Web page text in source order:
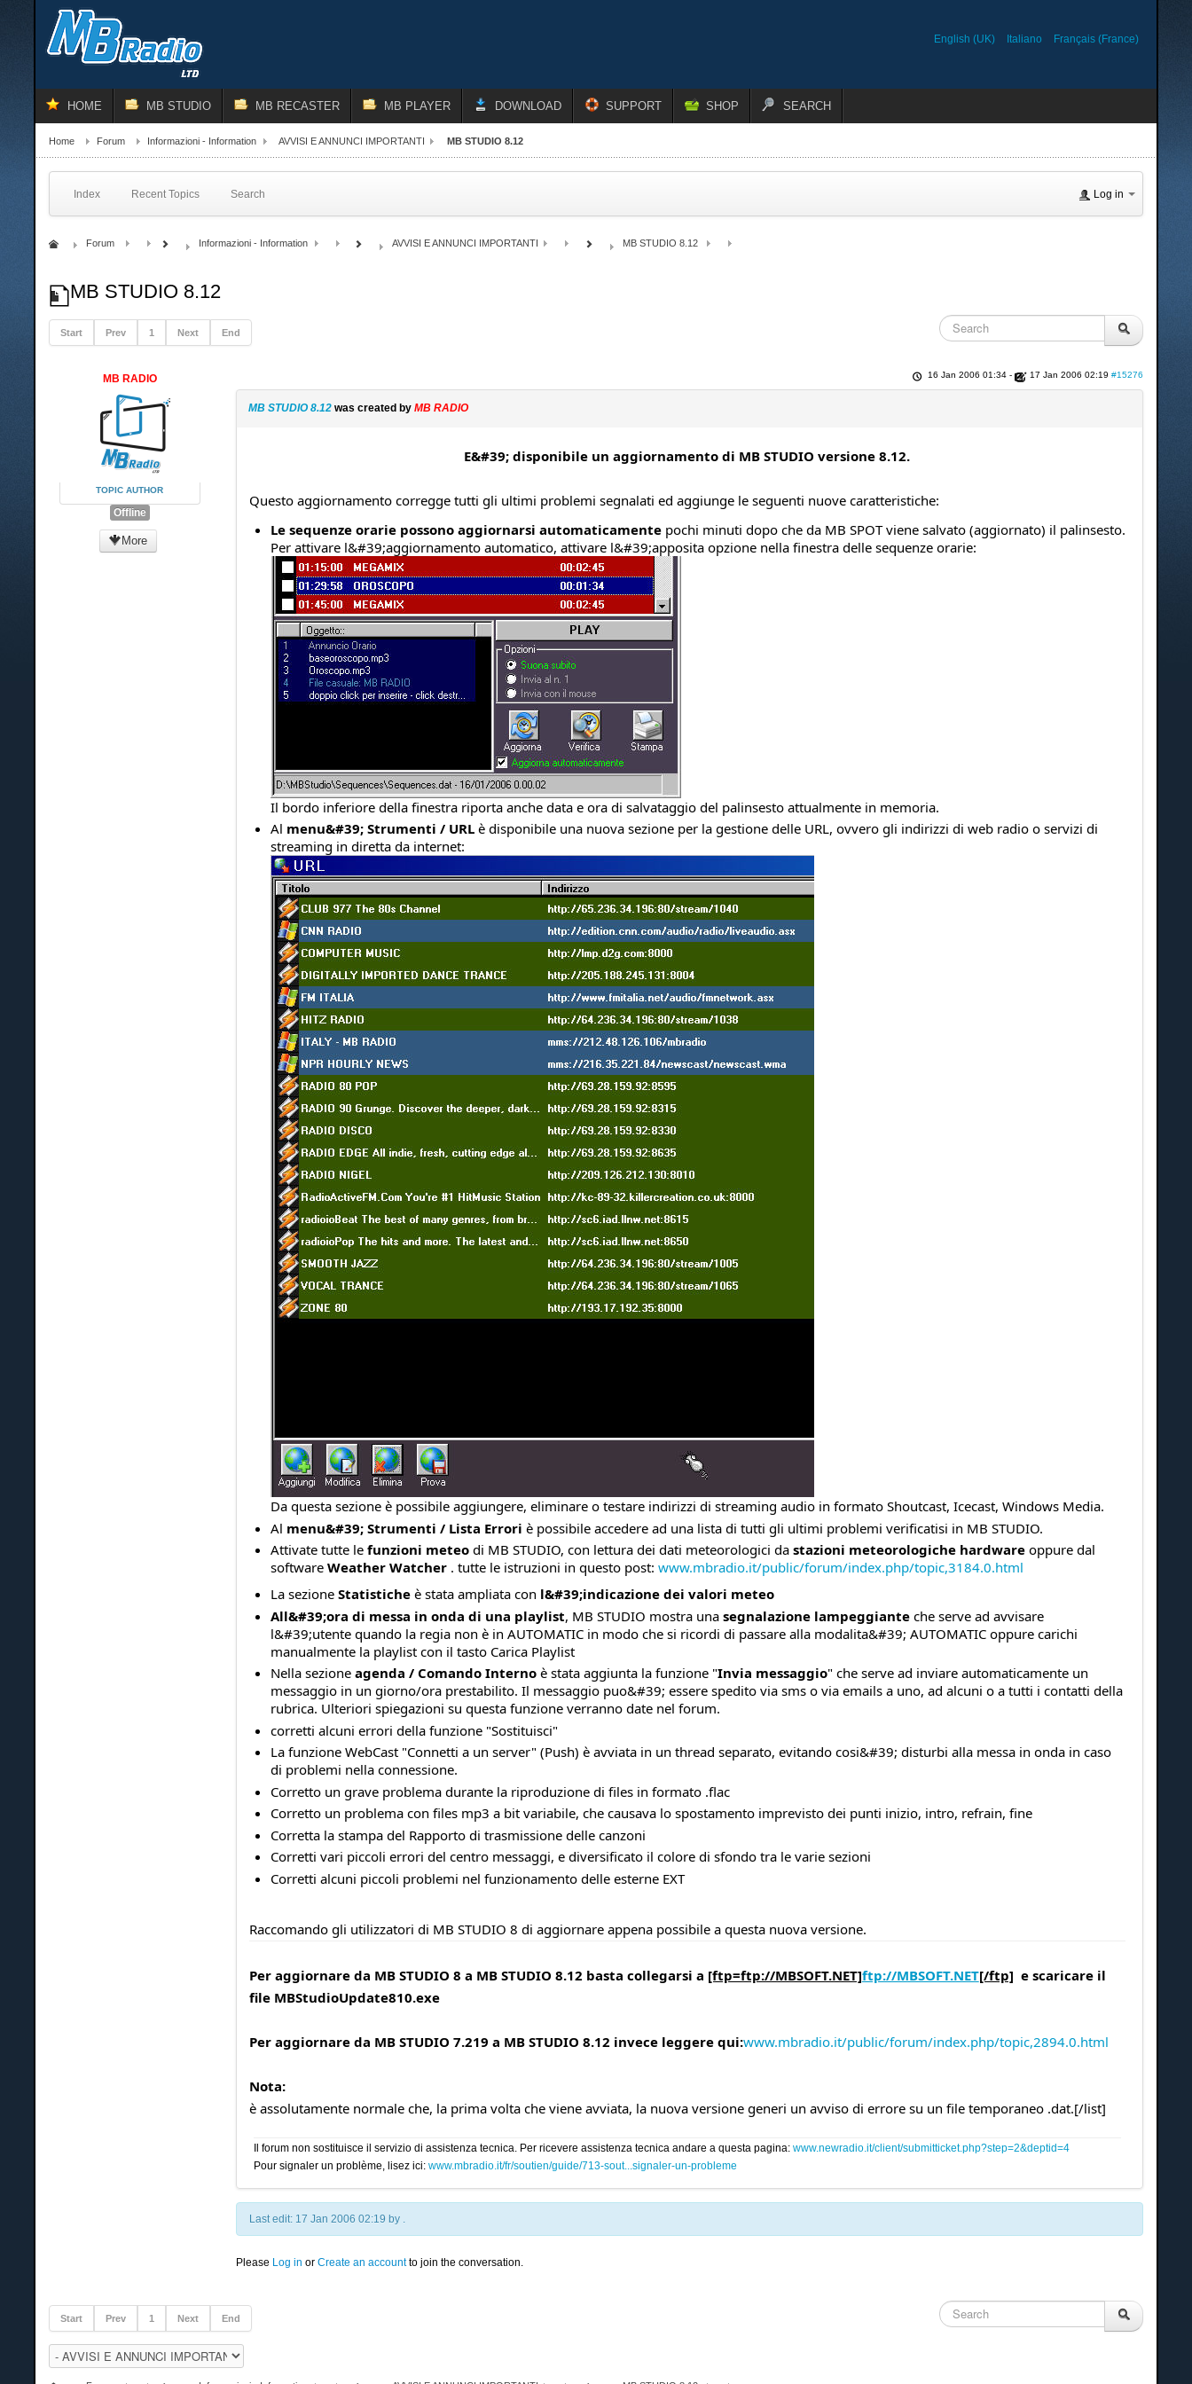
English (UK) Italiano Français (France)
HOME MB STUDIO MB RECASTER MB PLAYER DOWNLOAD SUPPORT SHOP SEARCH
Home Forum Informazioni - Information AVVISI E ANNUNCI IMPORTANTI MB STUDIO 8.12
Index Recent Topics Search Log in
Forum Informazioni - Information AVVISI E ANNUNCI IMPORTANTI MB STUDIO 8.12
MB STUDIO 8.12
Start Prev 1 Next End
MB RADIO
TOPIC AUTHOR
Offline
More
16 Jan 2006 01:34 - 17 Jan 2006 02:19 #15276
MB STUDIO 8.12was created by MB RADIO
E&#39; disponibile un aggiornamento di MB STUDIO versione 8.12.
Questo aggiornamento corregge tutti gli ultimi problemi segnalati ed aggiunge le seguenti nuove caratteristiche:
Le sequenze orarie possono aggiornarsi automaticamente pochi minuti dopo che da MB SPOT viene salvato (aggiornato) il palinsesto.
Per attivare l&#39;aggiornamento automatico, attivare l&#39;apposita opzione nella finestra delle sequenze orarie:
Il bordo inferiore della finestra riporta anche data e ora di salvataggio del palinsesto attualmente in memoria.
Al menu&#39; Strumenti / URL è disponibile una nuova sezione per la gestione delle URL, ovvero gli indirizzi di web radio o servizi di
streaming in diretta da internet:
Da questa sezione è possibile aggiungere, eliminare o testare indirizzi di streaming audio in formato Shoutcast, Icecast, Windows Media.
Al menu&#39; Strumenti / Lista Errori è possibile accedere ad una lista di tutti gli ultimi problemi verificatisi in MB STUDIO.
Attivate tutte le funzioni meteo di MB STUDIO, con lettura dei dati meteorologici da stazioni meteorologiche hardware oppure dal
software Weather Watcher . tutte le istruzioni in questo post: www.mbradio.it/public/forum/index.php/topic,3184.0.html
La sezione Statisticheè stata ampliata con l&#39;indicazione dei valori meteo
All&#39;ora di messa in onda di una playlist, MB STUDIO mostra una segnalazione lampeggiante che serve ad avvisare
l&#39;utente quando la regia non è in AUTOMATIC in modo che si ricordi di passare alla modalita&#39; AUTOMATIC oppure carichi
manualmente la playlist con il tasto Carica Playlist
Nella sezione agenda / Comando Interno è stata aggiunta la funzione "Invia messaggio" che serve ad inviare automaticamente un
messaggio in un giorno/ora prestabilito. Il messaggio puo&#39; essere spedito via sms o via emails a uno, ad alcuni o a tutti i contatti della
rubrica. Ulteriori spiegazioni su questa funzione verranno date nel forum.
corretti alcuni errori della funzione "Sostituisci"
La funzione WebCast "Connetti a un server" (Push) è avviata in un thread separato, evitando cosi&#39; disturbi alla messa in onda in caso
di problemi nella connessione.
Corretto un grave problema durante la riproduzione di files in formato .flac
Corretto un problema con files mp3 a bit variabile, che causava lo spostamento imprevisto dei punti inizio, intro, refrain, fine
Corretta la stampa del Rapporto di trasmissione delle canzoni
Corretti vari piccoli errori del centro messaggi, e diversificato il colore di sfondo tra le varie sezioni
Corretti alcuni piccoli problemi nel funzionamento delle esterne EXT
Raccomando gli utilizzatori di MB STUDIO 8 di aggiornare appena possibile a questa nuova versione.
Per aggiornare da MB STUDIO 8 a MB STUDIO 8.12 basta collegarsi a [ftp=ftp://MBSOFT.NET]ftp://MBSOFT.NET[/ftp] e scaricare il
file MBStudioUpdate810.exe
Per aggiornare da MB STUDIO 7.219 a MB STUDIO 8.12 invece leggere qui:www.mbradio.it/public/forum/index.php/topic,2894.0.html
Nota:
è assolutamente normale che, la prima volta che viene avviata, la nuova versione generi un avviso di errore su un file temporaneo .dat.[/list]
Il forum non sostituisce il servizio di assistenza tecnica. Per ricevere assistenza tecnica andare a questa pagina: www.newradio.it/client/submitticket.php?step=2&deptid=4
Pour signaler un problème, lisez ici: www.mbradio.it/fr/soutien/guide/713-sout...signaler-un-probleme
Last edit: 17 Jan 2006 02:19 by
Please Log in or Create an accountto join the conversation.
Start Prev 1 Next End